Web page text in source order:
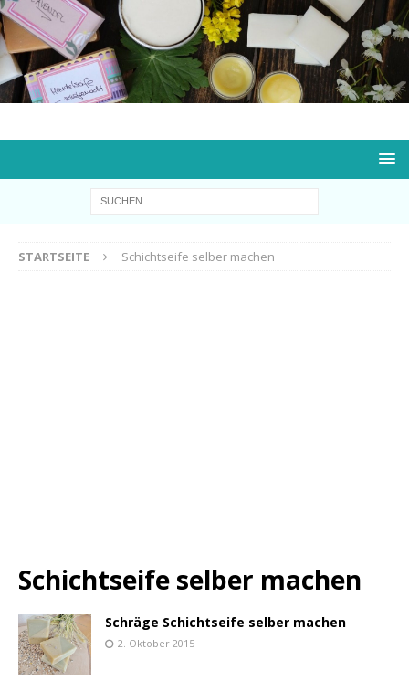
STARTSEITE Schichtseife selber machen
Schichtseife selber machen
Schräge Schichtseife selber machen
2. Oktober 2015